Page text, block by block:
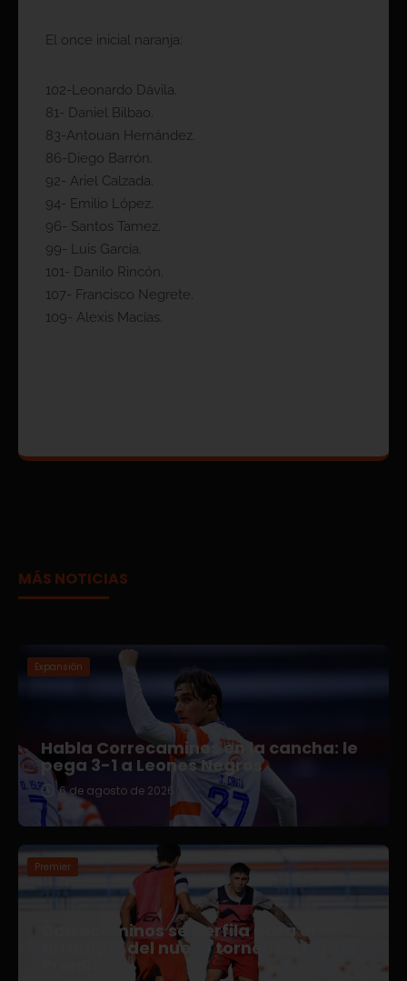
El once inicial naranja:
102-Leonardo Dávila.
81- Daniel Bilbao.
83-Antouan Hernández.
86-Diego Barrón.
92- Ariel Calzada.
94- Emilio López.
96- Santos Tamez.
99- Luis García.
101- Danilo Rincón.
107- Francisco Negrete.
109- Alexis Macías.
MÁS NOTICIAS
Expansión
Habla Correcaminos en la cancha: le
pega 3-1 a Leones Negros
6 de agosto de 2026
Premier
Correcaminos se perfila para el
arranque del nuevo torneo en Liga